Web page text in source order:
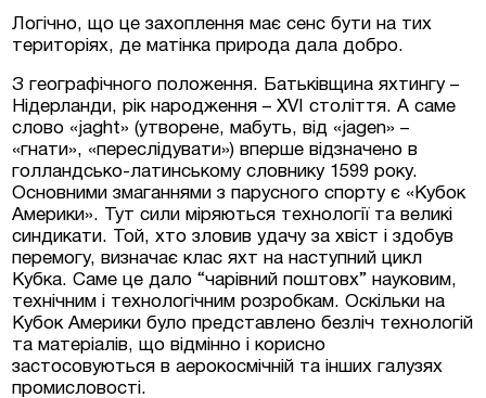
Логічно, що це захоплення має сенс бути на тих
територіях, де матінка природа дала добро.
З географічного положення. Батьківщина яхтингу –
Нідерланди, рік народження – XVI століття. А саме
слово «jaght» (утворене, мабуть, від «jagen» –
«гнати», «переслідувати») вперше відзначено в
голландсько-латинському словнику 1599 року.
Основними змаганнями з парусного спорту є «Кубок
Америки». Тут сили міряються технології та великі
синдикати. Той, хто зловив удачу за хвіст і здобув
перемогу, визначає клас яхт на наступний цикл
Кубка. Саме це дало “чарівний поштовх” науковим,
технічним і технологічним розробкам. Оскільки на
Кубок Америки було представлено безліч технологій
та матеріалів, що відмінно і корисно
застосовуються в аерокосмічній та інших галузях
промисловості.